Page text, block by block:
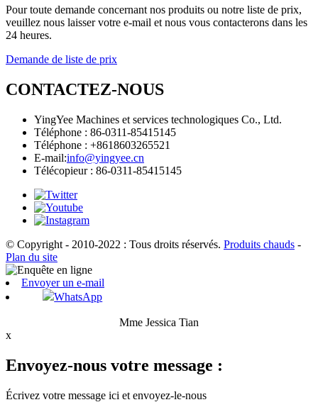
Pour toute demande concernant nos produits ou notre liste de prix,
veuillez nous laisser votre e-mail et nous vous contacterons dans les
24 heures.
Demande de liste de prix
CONTACTEZ-NOUS
YingYee Machines et services technologiques Co., Ltd.
Téléphone : 86-0311-85415145
Téléphone : +8618603265521
E-mail:info@yingyee.cn
Télécopieur : 86-0311-85415145
© Copyright - 2010-2022 : Tous droits réservés. Produits chauds -
Plan du site
Envoyer un e-mail
WhatsApp
Mme Jessica Tian
x
Envoyez-nous votre message :
Écrivez votre message ici et envoyez-le-nous